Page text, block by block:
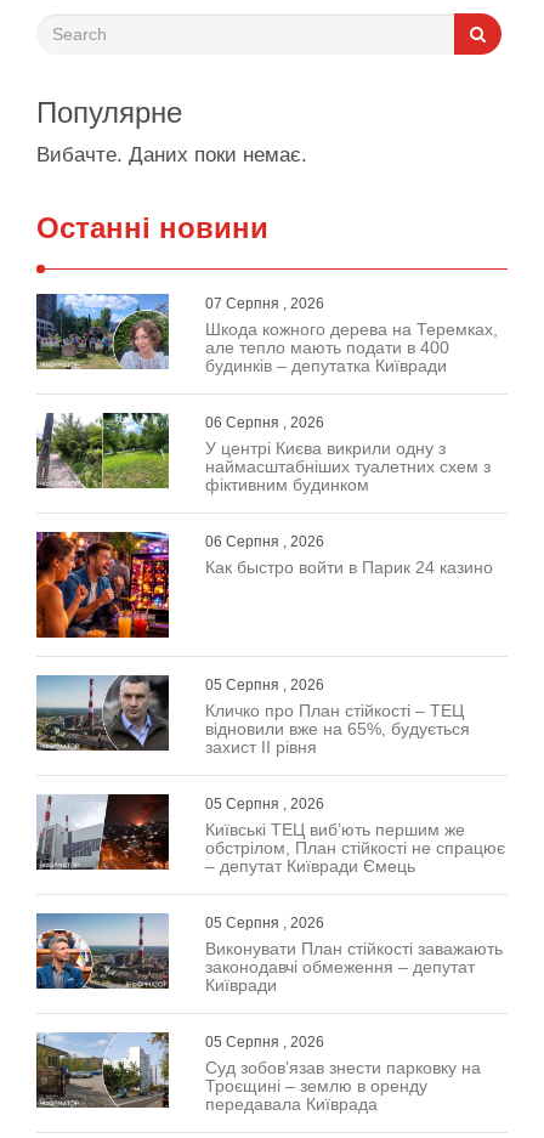
Популярне
Вибачте. Даних поки немає.
Останні новини
07 Серпня , 2026
Шкода кожного дерева на Теремках,
але тепло мають подати в 400
будинків – депутатка Київради
06 Серпня , 2026
У центрі Києва викрили одну з
наймасштабніших туалетних схем з
фіктивним будинком
06 Серпня , 2026
Как быстро войти в Парик 24 казино
05 Серпня , 2026
Кличко про План стійкості – ТЕЦ
відновили вже на 65%, будується
захист ІІ рівня
05 Серпня , 2026
Київські ТЕЦ виб’ють першим же
обстрілом, План стійкості не спрацює
– депутат Київради Ємець
05 Серпня , 2026
Виконувати План стійкості заважають
законодавчі обмеження – депутат
Київради
05 Серпня , 2026
Суд зобов’язав знести парковку на
Троєщині – землю в оренду
передавала Київрада